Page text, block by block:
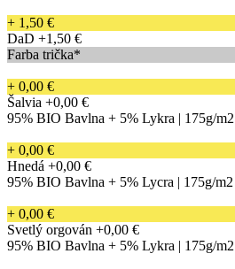
+ 1,50 €
DaD +1,50 €
Farba trička*
+ 0,00 €
Šalvia +0,00 €
95% BIO Bavlna + 5% Lykra | 175g/m2
+ 0,00 €
Hnedá +0,00 €
95% BIO Bavlna + 5% Lycra | 175g/m2
+ 0,00 €
Svetlý orgován +0,00 €
95% BIO Bavlna + 5% Lykra | 175g/m2